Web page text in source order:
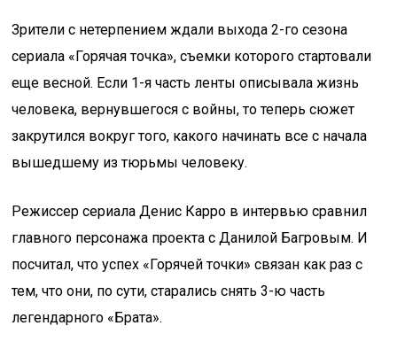
Зрители с нетерпением ждали выхода 2-го сезона
сериала «Горячая точка», съемки которого стартовали
еще весной. Если 1-я часть ленты описывала жизнь
человека, вернувшегося с войны, то теперь сюжет
закрутился вокруг того, какого начинать все с начала
вышедшему из тюрьмы человеку.
Режиссер сериала Денис Карро в интервью сравнил
главного персонажа проекта с Данилой Багровым. И
посчитал, что успех «Горячей точки» связан как раз с
тем, что они, по сути, старались снять 3-ю часть
легендарного «Брата».